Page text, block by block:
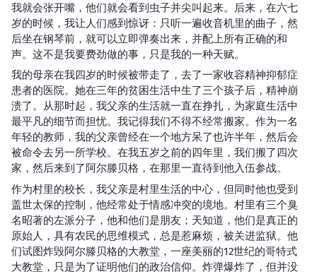
我就会张开嘴，他们就会看到虫子并尖叫起来。后来，在六七
岁的时候，我让人们感到惊讶：只听一遍收音机里的曲子，然
后坐在钢琴前，就可以立即弹奏出来，并配上所有正确的和
声。这不是我要费劲做的事，只是我的一种天赋。
我的母亲在我四岁的时候被带走了，去了一家收容精神抑郁症
患者的医院。她在三年的贫困生活中生了三个孩子后，精神崩
溃了。从那时起，我父亲的生活就一直在挣扎，为家庭生活中
最平凡的细节而担忧。我记得我们不得不经常搬家。作为一名
年轻的教师，我的父亲曾经在一个地方呆了也许半年，然后会
被命令去另一所学校。在我五岁之前的四年里，我们搬了四次
家，然后来到了阿尔滕贝格，在那里一直待到他入伍参战。
作为村里的校长，我父亲是村里生活的中心，但同时他也受到
盖世太保的控制，他经常处于情感冲突的境地。村里有三个臭
名昭著的左派分子，他和他们是朋友；天知道，他们是真正的
原始人，具有农民的思维模式，总是惹麻烦，被关进监狱。他
们试图炸毁阿尔滕贝格的大教堂，一座美丽的12世纪的哥特式
大教堂，只是为了证明他们的政治信仰。炸弹爆炸了，但并没